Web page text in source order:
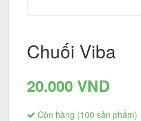
Chuối Viba
20.000 VND
Còn hàng (100 sản phẩm)